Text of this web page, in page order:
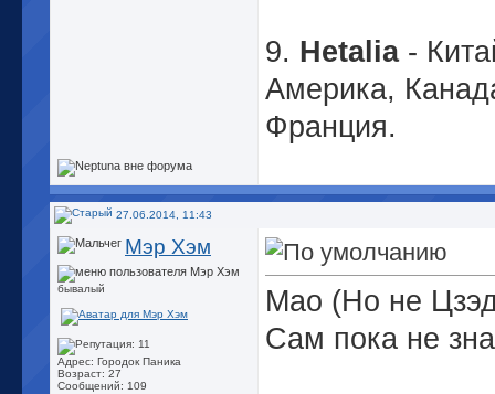
9. Hetalia -
Америка,
Франция.
27.06.2014, 11:43
Мэр Хэм
бывалый
Адрес: Городок Паника
Возраст: 27
Сообщений: 109
Мао (Но не
Сам пока не